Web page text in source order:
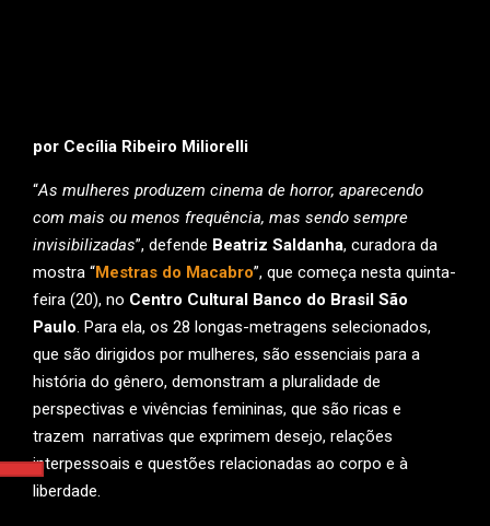
por Cecília Ribeiro Miliorelli
“As mulheres produzem cinema de horror, aparecendo
com mais ou menos frequência, mas sendo sempre
invisibilizadas”, defende Beatriz Saldanha, curadora da
mostra “Mestras do Macabro”, que começa nesta quinta-
feira (20), no Centro Cultural Banco do Brasil São
Paulo. Para ela, os 28 longas-metragens selecionados,
que são dirigidos por mulheres, são essenciais para a
história do gênero, demonstram a pluralidade de
perspectivas e vivências femininas, que são ricas e
trazem narrativas que exprimem desejo, relações
interpessoais e questões relacionadas ao corpo e à
liberdade.